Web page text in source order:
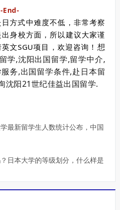
-End-
方式中难度不低，非常考察
身校方面，所以建议大家谨
文SGU项目，欢迎咨询！ 想
学,沈阳出国留学,留学中介,
务,出国留学条件,赴日本留
沈阳21世纪佳益出国留学.
最新留学生人数统计公布，中国
日本大学的等级划分，什么样是